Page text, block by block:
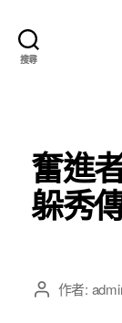
搜尋
奮進
躲秀
文 作者: